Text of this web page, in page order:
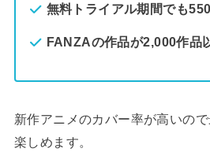
無料トライアル期間でも
FANZAの作品が2,000作品
新作アニメのカバー率が高いの
楽しめます。